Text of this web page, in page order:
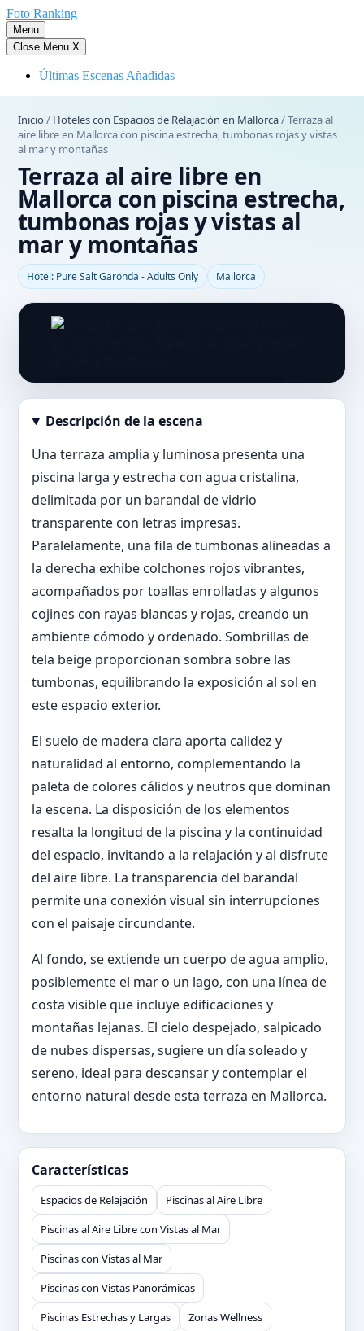
Saltar
al
contenido
Foto Ranking
Menu
Close Menu X
Últimas Escenas Añadidas
Inicio / Hoteles con Espacios de Relajación en Mallorca/Terraza al
aire libre en Mallorca con piscina estrecha, tumbonas rojas y vistas
al mar y montañas
Terraza al aire libre en
Mallorca con piscina estrecha,
tumbonas rojas y vistas al
mar y montañas
Hotel: Pure Salt Garonda - Adults Only Mallorca
Abrir imagen en tamaño completo
Descripción de la escena
Una terraza amplia y luminosa presenta una
piscina larga y estrecha con agua cristalina,
delimitada por un barandal de vidrio
transparente con letras impresas.
Paralelamente, una fila de tumbonas alineadas a
la derecha exhibe colchones rojos vibrantes,
acompañados por toallas enrolladas y algunos
cojines con rayas blancas y rojas, creando un
ambiente cómodo y ordenado. Sombrillas de
tela beige proporcionan sombra sobre las
tumbonas, equilibrando la exposición al sol en
este espacio exterior.
El suelo de madera clara aporta calidez y
naturalidad al entorno, complementando la
paleta de colores cálidos y neutros que dominan
la escena. La disposición de los elementos
resalta la longitud de la piscina y la continuidad
del espacio, invitando a la relajación y al disfrute
del aire libre. La transparencia del barandal
permite una conexión visual sin interrupciones
con el paisaje circundante.
Al fondo, se extiende un cuerpo de agua amplio,
posiblemente el mar o un lago, con una línea de
costa visible que incluye edificaciones y
montañas lejanas. El cielo despejado, salpicado
de nubes dispersas, sugiere un día soleado y
sereno, ideal para descansar y contemplar el
entorno natural desde esta terraza en Mallorca.
Características
Espacios de Relajación
Piscinas al Aire Libre
Piscinas al Aire Libre con Vistas al Mar
Piscinas con Vistas al Mar
Piscinas con Vistas Panorámicas
Piscinas Estrechas y Largas
Zonas Wellness